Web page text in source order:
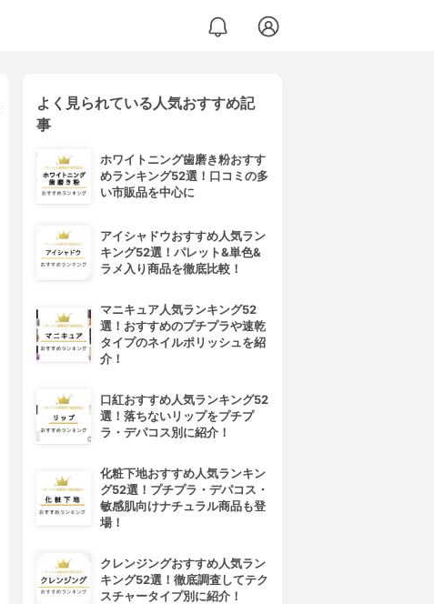
よく見られている人気おすすめ記
事
ホワイトニング歯磨き粉おすす
めランキング52選！口コミの多
い市販品を中心に
アイシャドウおすすめ人気ラン
キング52選！パレット&単色&
ラメ入り商品を徹底比較！
マニキュア人気ランキング52
選！おすすめのプチプラや速乾
タイプのネイルポリッシュを紹
介！
口紅おすすめ人気ランキング52
選！落ちないリップをプチプ
ラ・デパコス別に紹介！
化粧下地おすすめ人気ランキン
グ52選！プチプラ・デパコス・
敏感肌向けナチュラル商品も登
場！
クレンジングおすすめ人気ラン
キング52選！徹底調査してテク
スチャータイプ別に紹介！